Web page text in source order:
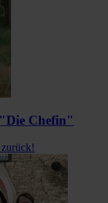
Chefin"